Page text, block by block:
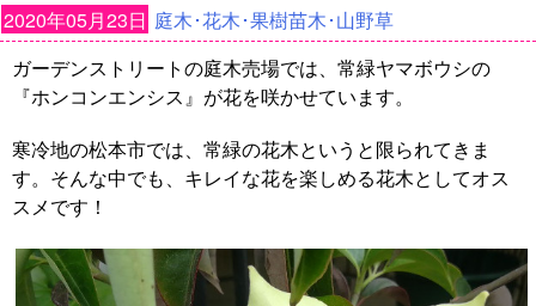
2020年05月23日 庭木･花木･果樹苗木･山野草
ガーデンストリートの庭木売場では、常緑ヤマボウシの
『ホンコンエンシス』が花を咲かせています。
寒冷地の松本市では、常緑の花木というと限られてきま
す。そんな中でも、キレイな花を楽しめる花木としてオス
スメです！